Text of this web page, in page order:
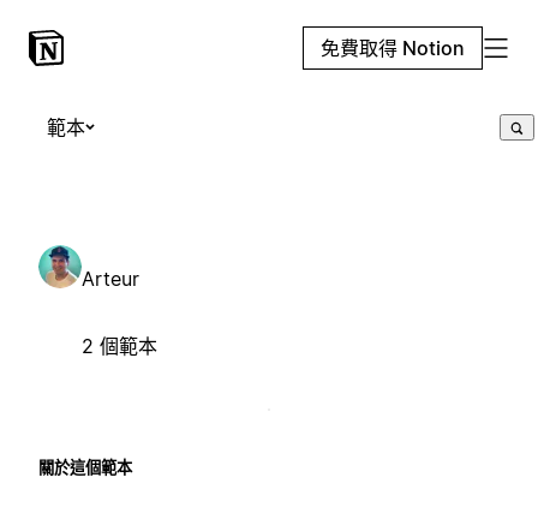
免費取得 Notion
範本
Arteur
2 個範本
關於這個範本